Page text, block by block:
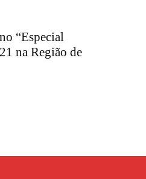
“Especial
na Região de